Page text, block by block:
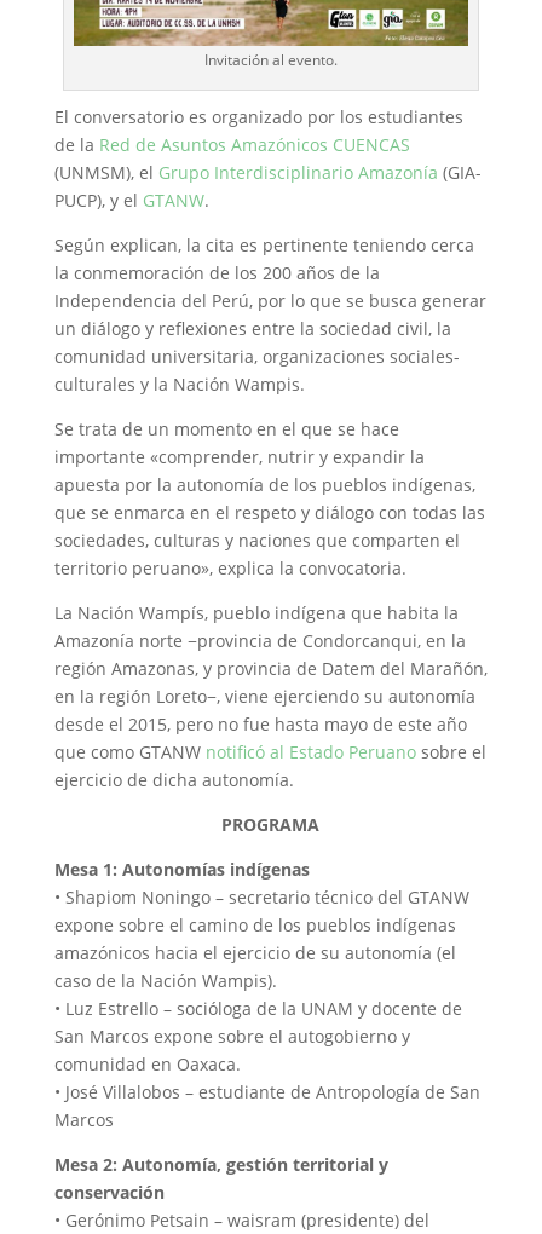
Invitación al evento.
El conversatorio es organizado por los estudiantes
de la Red de Asuntos Amazónicos CUENCAS
(UNMSM), el Grupo Interdisciplinario Amazonía (GIA-
PUCP), y el GTANW.
Según explican, la cita es pertinente teniendo cerca
la conmemoración de los 200 años de la
Independencia del Perú, por lo que se busca generar
un diálogo y reflexiones entre la sociedad civil, la
comunidad universitaria, organizaciones sociales-
culturales y la Nación Wampis.
Se trata de un momento en el que se hace
importante «comprender, nutrir y expandir la
apuesta por la autonomía de los pueblos indígenas,
que se enmarca en el respeto y diálogo con todas las
sociedades, culturas y naciones que comparten el
territorio peruano», explica la convocatoria.
La Nación Wampís, pueblo indígena que habita la
Amazonía norte −provincia de Condorcanqui, en la
región Amazonas, y provincia de Datem del Marañón,
en la región Loreto−, viene ejerciendo su autonomía
desde el 2015, pero no fue hasta mayo de este año
que como GTANW notificó al Estado Peruanosobre el
ejercicio de dicha autonomía.
PROGRAMA
Mesa 1: Autonomías indígenas
• Shapiom Noningo – secretario técnico del GTANW
expone sobre el camino de los pueblos indígenas
amazónicos hacia el ejercicio de su autonomía (el
caso de la Nación Wampis).
• Luz Estrello – socióloga de la UNAM y docente de
San Marcos expone sobre el autogobierno y
comunidad en Oaxaca.
• José Villalobos – estudiante de Antropología de San
Marcos
Mesa 2: Autonomía, gestión territorial y
conservación
• Gerónimo Petsain – waisram (presidente) del